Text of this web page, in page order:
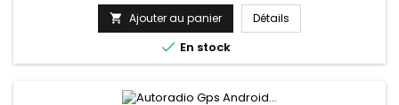
 Ajouter au panier Détails
 En stock